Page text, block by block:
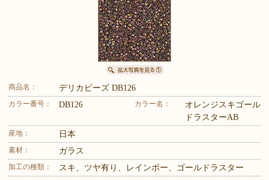
商品名： デリカビーズ DB126
カラー番号： DB126 カラー名：
オレンジスキゴール
ドラスターAB
産地： 日本
素材： ガラス
加工の種類： スキ、ツヤ有り、レインボー、ゴールドラスター